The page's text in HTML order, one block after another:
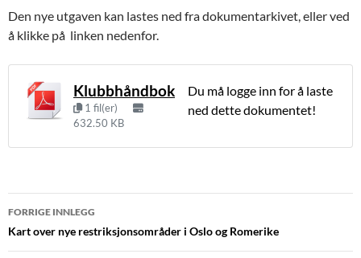
Den nye utgaven kan lastes ned fra dokumentarkivet, eller ved
å klikke på linken nedenfor.
Klubbhåndbok
1 fil(er)
632.50 KB
Du må logge inn for å laste
ned dette dokumentet!
Innleggsnavigasjon
FORRIGE INNLEGG
Kart over nye restriksjonsområder i Oslo og Romerike